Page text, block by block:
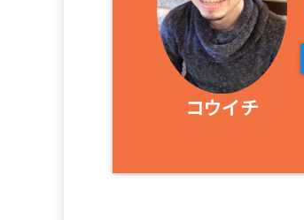
コウイチ